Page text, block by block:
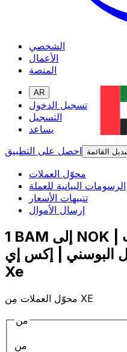
الشخصي
الأعمال
المنصة
AR
تسجيل الدخول
التسجيل
يساعد
احصل على التطبيق
القائمة
محوّل العملات
الرسومات البيانية للعملة
تنبيهات الأسعار
إرسال الأموال
1 BAM إلى NOK | حوِّل - إلى عملات
البوسني | إكس إي
Xe
محوّل العملات مِن XE
من
من